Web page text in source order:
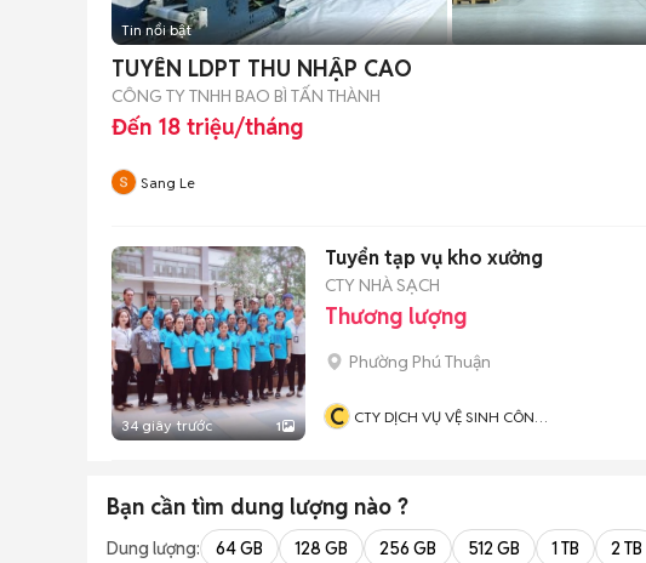
Tin nổi bật
TUYỂN LDPT THU NHẬP CAO
CÔNG TY TNHH BAO BÌ TẤN THÀNH
Đến 18 triệu/tháng
Sang Le
34 giây trước 1
Tuyển tạp vụ kho xưởng
CTY NHÀ SẠCH
Thương lượng
Phường Phú Thuận
C CTY DỊCH VỤ VỆ SINH CÔNG
Bạn cần tìm dung lượng nào ?
Dung lượng: 64 GB 128 GB 256 GB 512 GB 1 TB 2 TB